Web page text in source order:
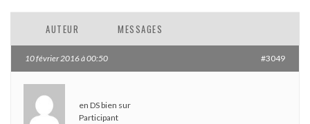
AUTEUR MESSAGES
10 février 2016 à 00:50 #3049
en DS bien sur
Participant